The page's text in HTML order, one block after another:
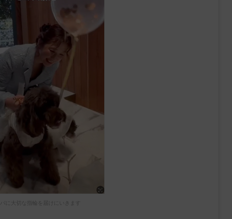
に大切な指輪を届けにいきます